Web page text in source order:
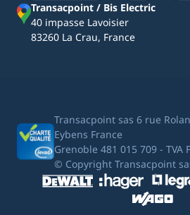
Transacpoint / Bis Electric
40 impasse Lavoisier
83260 La Crau, France
Transacpoint sas 6 rue
Eybens France
Grenoble 481 015 709 - TVA
© Copyright Transacpoint